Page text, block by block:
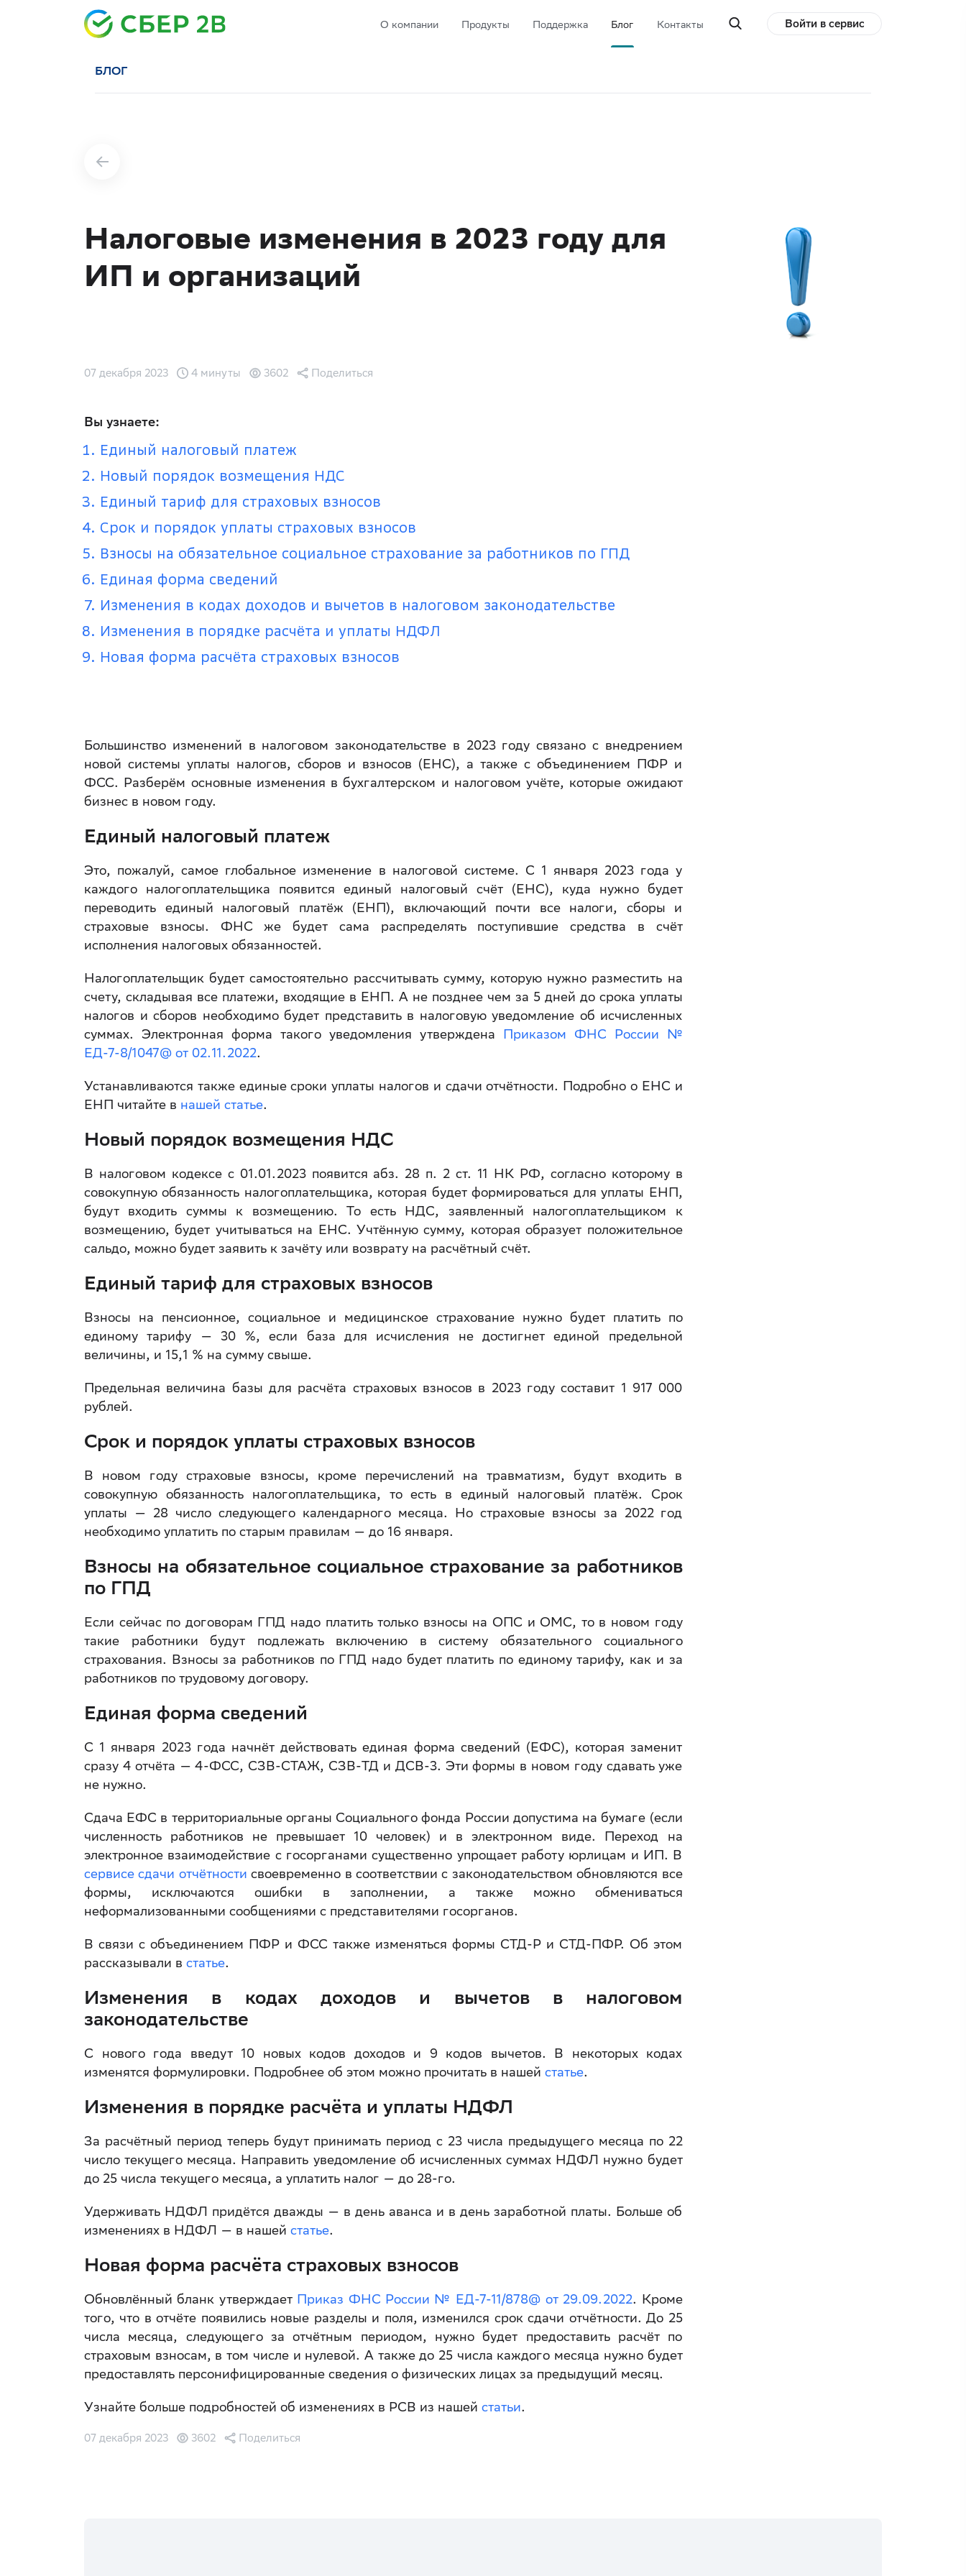
О компании Продукты Поддержка Блог Контакты Войти в сервис
БЛОГ
Налоговые изменения в 2023 году для
ИП и организаций
07 декабря 2023 4 минуты 3602 Поделиться
Вы узнаете:
Единый налоговый платеж
Новый порядок возмещения НДС
Единый тариф для страховых взносов
Срок и порядок уплаты страховых взносов
Взносы на обязательное социальное страхование за работников по ГПД
Единая форма сведений
Изменения в кодах доходов и вычетов в налоговом законодательстве
Изменения в порядке расчёта и уплаты НДФЛ
Новая форма расчёта страховых взносов
Большинство изменений в налоговом законодательстве в 2023 году связано с внедрением
новой системы уплаты налогов, сборов и взносов (ЕНС), а также с объединением ПФР и
ФСС. Разберём основные изменения в бухгалтерском и налоговом учёте, которые ожидают
бизнес в новом году.
Единый налоговый платеж
Это, пожалуй, самое глобальное изменение в налоговой системе. С 1 января 2023 года у
каждого налогоплательщика появится единый налоговый счёт (ЕНС), куда нужно будет
переводить единый налоговый платёж (ЕНП), включающий почти все налоги, сборы и
страховые взносы. ФНС же будет сама распределять поступившие средства в счёт
исполнения налоговых обязанностей.
Налогоплательщик будет самостоятельно рассчитывать сумму, которую нужно разместить на
счету, складывая все платежи, входящие в ЕНП. А не позднее чем за 5 дней до срока уплаты
налогов и сборов необходимо будет представить в налоговую уведомление об исчисленных
суммах. Электронная форма такого уведомления утверждена Приказом ФНС России №
ЕД-7-8/1047@ от 02.11.2022.
Устанавливаются также единые сроки уплаты налогов и сдачи отчётности. Подробно о ЕНС и
ЕНП читайте в нашей статье.
Новый порядок возмещения НДС
В налоговом кодексе с 01.01.2023 появится абз. 28 п. 2 ст. 11 НК РФ, согласно которому в
совокупную обязанность налогоплательщика, которая будет формироваться для уплаты ЕНП,
будут входить суммы к возмещению. То есть НДС, заявленный налогоплательщиком к
возмещению, будет учитываться на ЕНС. Учтённую сумму, которая образует положительное
сальдо, можно будет заявить к зачёту или возврату на расчётный счёт.
Единый тариф для страховых взносов
Взносы на пенсионное, социальное и медицинское страхование нужно будет платить по
единому тарифу — 30 %, если база для исчисления не достигнет единой предельной
величины, и 15,1 % на сумму свыше.
Предельная величина базы для расчёта страховых взносов в 2023 году составит 1 917 000
рублей.
Срок и порядок уплаты страховых взносов
В новом году страховые взносы, кроме перечислений на травматизм, будут входить в
совокупную обязанность налогоплательщика, то есть в единый налоговый платёж. Срок
уплаты — 28 число следующего календарного месяца. Но страховые взносы за 2022 год
необходимо уплатить по старым правилам — до 16 января.
Взносы на обязательное социальное страхование за работников
по ГПД
Если сейчас по договорам ГПД надо платить только взносы на ОПС и ОМС, то в новом году
такие работники будут подлежать включению в систему обязательного социального
страхования. Взносы за работников по ГПД надо будет платить по единому тарифу, как и за
работников по трудовому договору.
Единая форма сведений
С 1 января 2023 года начнёт действовать единая форма сведений (ЕФС), которая заменит
сразу 4 отчёта — 4-ФСС, СЗВ-СТАЖ, СЗВ-ТД и ДСВ-3. Эти формы в новом году сдавать уже
не нужно.
Сдача ЕФС в территориальные органы Социального фонда России допустима на бумаге (если
численность работников не превышает 10 человек) и в электронном виде. Переход на
электронное взаимодействие с госорганами существенно упрощает работу юрлицам и ИП. В
сервисе сдачи отчётности своевременно в соответствии с законодательством обновляются все
формы, исключаются ошибки в заполнении, а также можно обмениваться
неформализованными сообщениями с представителями госорганов.
В связи с объединением ПФР и ФСС также изменяться формы СТД-Р и СТД-ПФР. Об этом
рассказывали в статье.
Изменения в кодах доходов и вычетов в налоговом
законодательстве
С нового года введут 10 новых кодов доходов и 9 кодов вычетов. В некоторых кодах
изменятся формулировки. Подробнее об этом можно прочитать в нашей статье.
Изменения в порядке расчёта и уплаты НДФЛ
За расчётный период теперь будут принимать период с 23 числа предыдущего месяца по 22
число текущего месяца. Направить уведомление об исчисленных суммах НДФЛ нужно будет
до 25 числа текущего месяца, а уплатить налог — до 28-го.
Удерживать НДФЛ придётся дважды — в день аванса и в день заработной платы. Больше об
изменениях в НДФЛ — в нашей статье.
Новая форма расчёта страховых взносов
Обновлённый бланк утверждает Приказ ФНС России № ЕД-7-11/878@ от 29.09.2022. Кроме
того, что в отчёте появились новые разделы и поля, изменился срок сдачи отчётности. До 25
числа месяца, следующего за отчётным периодом, нужно будет предоставить расчёт по
страховым взносам, в том числе и нулевой. А также до 25 числа каждого месяца нужно будет
предоставлять персонифицированные сведения о физических лицах за предыдущий месяц.
Узнайте больше подробностей об изменениях в РСВ из нашей статьи.
07 декабря 2023 3602 Поделиться